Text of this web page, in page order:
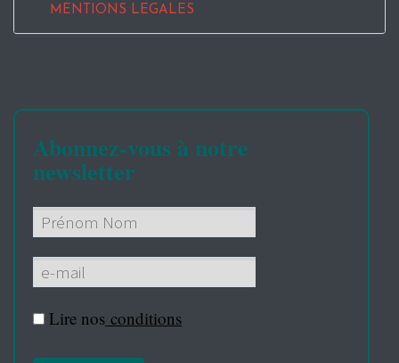
MENTIONS LEGALES
Abonnez-vous à notre
newsletter
Lire nos conditions